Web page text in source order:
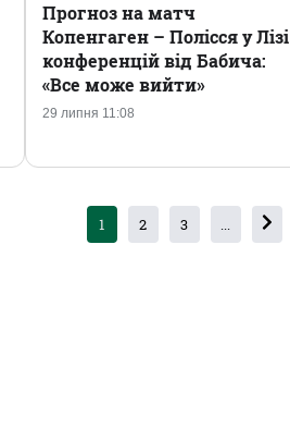
29 липня 11:08
Прогноз на матч
Копенгаген – Полісся у Лізі
конференцій від Бабича:
«Все може вийти»
1 2 3 ...